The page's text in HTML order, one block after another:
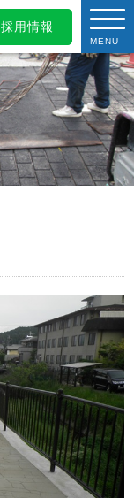
採用情報
MENU